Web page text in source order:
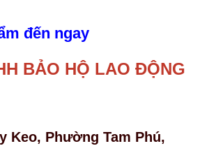
đến ngay
BẢO HỘ LAO ĐỘNG
Keo, Phường Tam Phú,